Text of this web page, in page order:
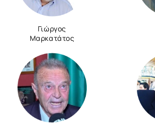
Γιώργος
Μαρκατάτος